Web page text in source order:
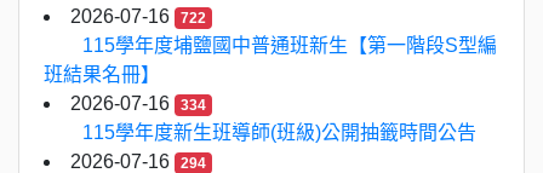
2026-07-16 722
115學年度埔鹽國中普通班新生【第一階段S型編
班結果名冊】
2026-07-16
334
115學年度新生班導師(班級)公開抽籤時間公告
2026-07-16
294